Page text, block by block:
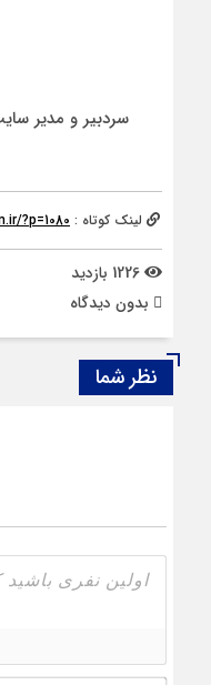
سردبیر و مدیر
لینک کوتاه : ?p=1080
بدون دیدگاه
نظر شما